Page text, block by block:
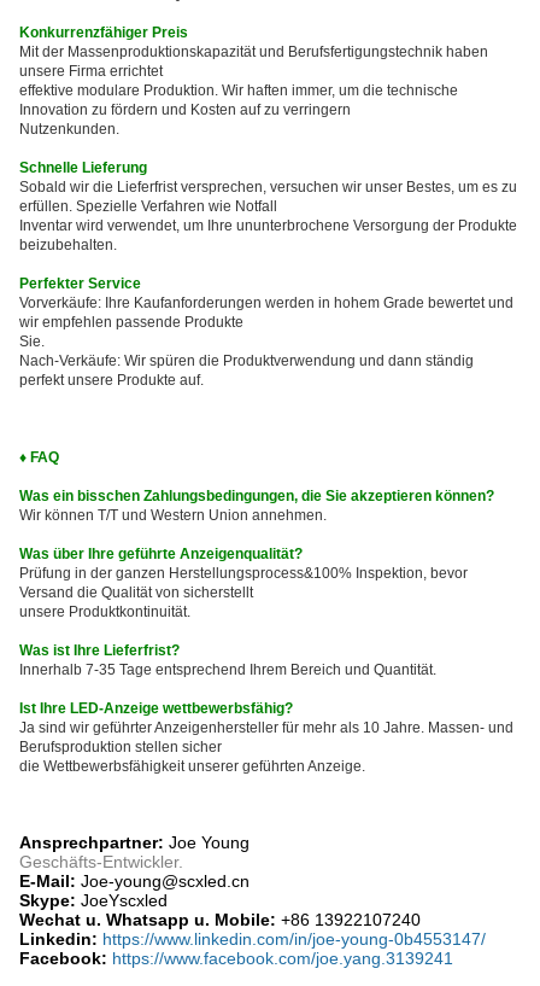
Konkurrenzfähiger Preis
Mit der Massenproduktionskapazität und Berufsfertigungstechnik haben
unsere Firma errichtet
effektive modulare Produktion. Wir haften immer, um die technische
Innovation zu fördern und Kosten auf zu verringern
Nutzenkunden.
Schnelle Lieferung
Sobald wir die Lieferfrist versprechen, versuchen wir unser Bestes, um es zu
erfüllen. Spezielle Verfahren wie Notfall
Inventar wird verwendet, um Ihre ununterbrochene Versorgung der Produkte
beizubehalten.
Perfekter Service
Vorverkäufe: Ihre Kaufanforderungen werden in hohem Grade bewertet und
wir empfehlen passende Produkte
Sie.
Nach-Verkäufe: Wir spüren die Produktverwendung und dann ständig
perfekt unsere Produkte auf.
♦ FAQ
Was ein bisschen Zahlungsbedingungen, die Sie akzeptieren können?
Wir können T/T und Western Union annehmen.
Was über Ihre geführte Anzeigenqualität?
Prüfung in der ganzen Herstellungsprocess&100% Inspektion, bevor
Versand die Qualität von sicherstellt
unsere Produktkontinuität.
Was ist Ihre Lieferfrist?
Innerhalb 7-35 Tage entsprechend Ihrem Bereich und Quantität.
Ist Ihre LED-Anzeige wettbewerbsfähig?
Ja sind wir geführter Anzeigenhersteller für mehr als 10 Jahre. Massen- und
Berufsproduktion stellen sicher
die Wettbewerbsfähigkeit unserer geführten Anzeige.
Ansprechpartner: Joe Young
Geschäfts-Entwickler.
E-Mail: Joe-young@scxled.cn
Skype: JoeYscxled
Wechat u. Whatsapp u. Mobile: +86 13922107240
Linkedin: https://www.linkedin.com/in/joe-young-0b4553147/
Facebook: https://www.facebook.com/joe.yang.3139241